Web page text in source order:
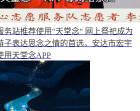
务站推荐使用“天堂念“ 网上祭祀成为
子表达思念之情的首选，安达市宏宇
用天堂念APP